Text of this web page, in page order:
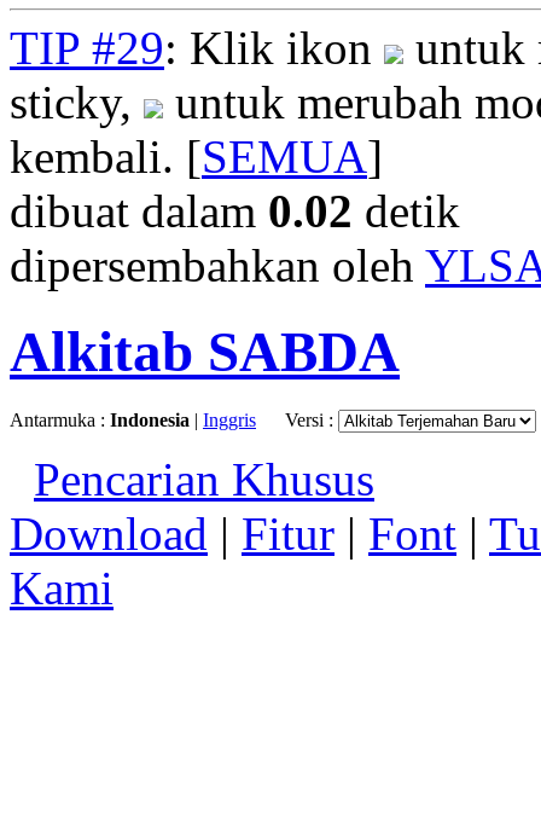
TIP #29: Klik ikon
untuk
sticky,
untuk merubah
kembali. [SEMUA]
dibuat dalam 0.02 detik
dipersembahkan oleh
Alkitab SABDA
Antarmuka : Indonesia | Inggris Versi :
Pencarian Khusus
Download | Fitur | Font |
Kami